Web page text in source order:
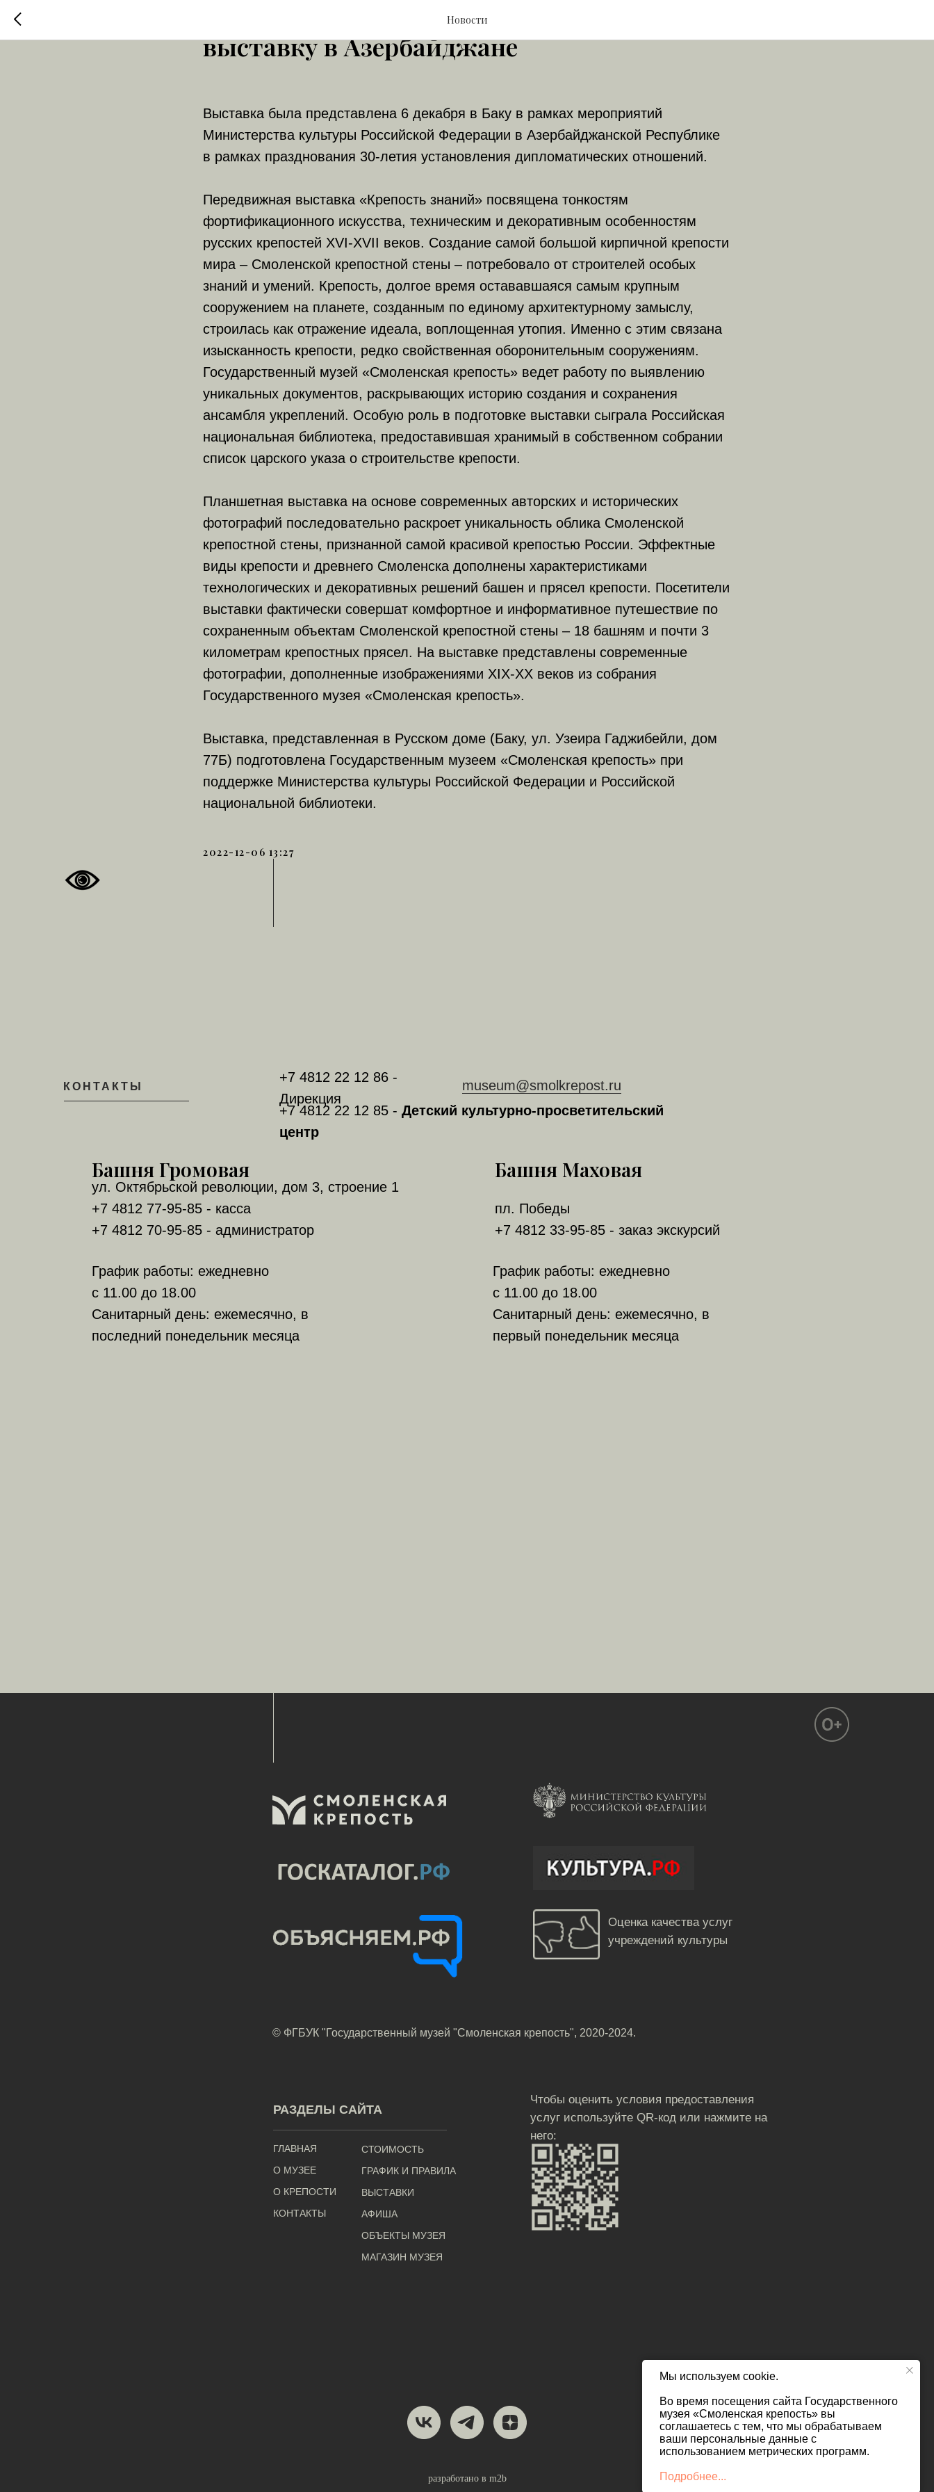
Новости
Музей «Смоленская крепость» представил
выставку в Азербайджане
Выставка была представлена 6 декабря в Баку в рамках мероприятий
Министерства культуры Российской Федерации в Азербайджанской Республике
в рамках празднования 30-летия установления дипломатических отношений.
Передвижная выставка «Крепость знаний» посвящена тонкостям
фортификационного искусства, техническим и декоративным особенностям
русских крепостей XVI-XVII веков. Создание самой большой кирпичной крепости
мира – Смоленской крепостной стены – потребовало от строителей особых
знаний и умений. Крепость, долгое время остававшаяся самым крупным
сооружением на планете, созданным по единому архитектурному замыслу,
строилась как отражение идеала, воплощенная утопия. Именно с этим связана
изысканность крепости, редко свойственная оборонительным сооружениям.
Государственный музей «Смоленская крепость» ведет работу по выявлению
уникальных документов, раскрывающих историю создания и сохранения
ансамбля укреплений. Особую роль в подготовке выставки сыграла Российская
национальная библиотека, предоставившая хранимый в собственном собрании
список царского указа о строительстве крепости.
Планшетная выставка на основе современных авторских и исторических
фотографий последовательно раскроет уникальность облика Смоленской
крепостной стены, признанной самой красивой крепостью России. Эффектные
виды крепости и древнего Смоленска дополнены характеристиками
технологических и декоративных решений башен и прясел крепости. Посетители
выставки фактически совершат комфортное и информативное путешествие по
сохраненным объектам Смоленской крепостной стены – 18 башням и почти 3
километрам крепостных прясел. На выставке представлены современные
фотографии, дополненные изображениями XIX-XX веков из собрания
Государственного музея «Смоленская крепость».
Выставка, представленная в Русском доме (Баку, ул. Узеира Гаджибейли, дом
77Б) подготовлена Государственным музеем «Смоленская крепость» при
поддержке Министерства культуры Российской Федерации и Российской
национальной библиотеки.
2022-12-06 13:27
Мы используем cookie.
Во время посещения сайта Государственного
музея «Смоленская крепость» вы
соглашаетесь с тем, что мы обрабатываем
ваши персональные данные с
использованием метрических программ.
Подробнее...
График работы: ежедневно
с 11.00 до 18.00
Санитарный день: ежемесячно, в
последний понедельник месяца
График работы: ежедневно
с 11.00 до 18.00
Санитарный день: ежемесячно, в
первый понедельник месяца
museum@smolkrepost.ru
КОНТАКТЫ
+7 4812 22 12 86 -
Дирекция
+7 4812 22 12 85 - Детский культурно-просветительский
центр
ул. Октябрьской революции, дом 3, строение 1
+7 4812 77-95-85 - касса
+7 4812 70-95-85 - администратор
Башня Громовая Башня Маховая
пл. Победы
+7 4812 33-95-85 - заказ экскурсий
ГЛАВНАЯ
СТОИМОСТЬ
О МУЗЕЕ
О КРЕПОСТИ
КОНТАКТЫ
ГРАФИК И ПРАВИЛА
ВЫСТАВКИ
АФИША
ОБЪЕКТЫ МУЗЕЯ
МАГАЗИН МУЗЕЯ
РАЗДЕЛЫ САЙТА
© ФГБУК "Государственный музей "Смоленская крепость", 2020-2024.
Оценка качества услуг
учреждений культуры
Чтобы оценить условия предоставления
услуг используйте QR-код или нажмите на
него:
разработано в m2b